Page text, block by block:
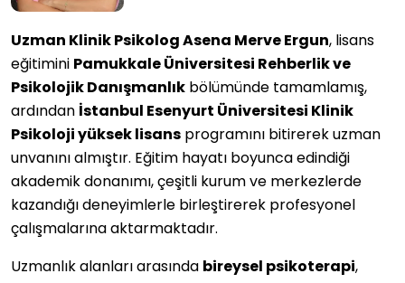
Uzman Klinik Psikolog Asena Merve Ergun, lisans
eğitimini Pamukkale Üniversitesi Rehberlik ve
Psikolojik Danışmanlık bölümünde tamamlamış,
ardından İstanbul Esenyurt Üniversitesi Klinik
Psikoloji yüksek lisans programını bitirerek uzman
unvanını almıştır. Eğitim hayatı boyunca edindiği
akademik donanımı, çeşitli kurum ve merkezlerde
kazandığı deneyimlerle birleştirerek profesyonel
çalışmalarına aktarmaktadır.
Uzmanlık alanları arasında bireysel psikoterapi,